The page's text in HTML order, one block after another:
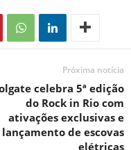
Próxima notícia
celebra 5ª edição
do Rock in Rio com
ativações exclusivas e
lançamento de escovas
elétricas